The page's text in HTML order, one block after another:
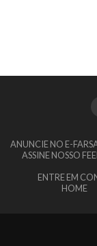
ANUNCIE NO E-
ASSINE NOSSO
ENTRE EM
HOME